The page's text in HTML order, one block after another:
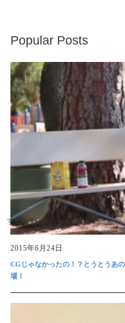
Popular Posts
すごい動画
2015年6月24日
CGじゃなかったの！？とうとうあ
場！